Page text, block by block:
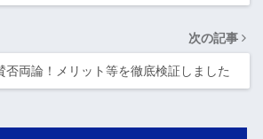
次の記事
否両論！メリット等を徹底検証しました